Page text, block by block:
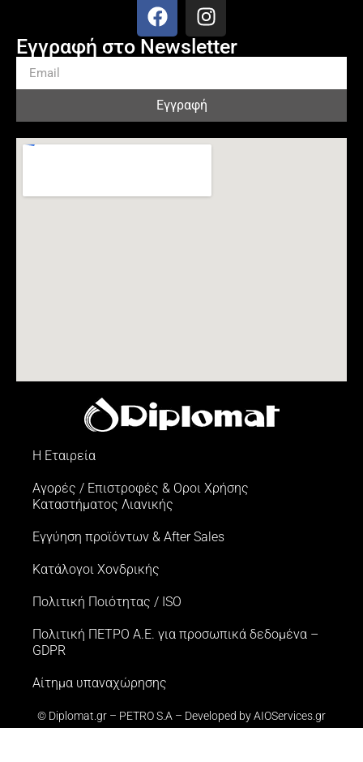
Η Εταιρεία
Αγορές / Επιστροφές & Oροι Xρήσης
Kαταστήματος Λιανικής
Εγγύηση προϊόντων & After Sales
Κατάλογοι Χονδρικής
Πολιτική Ποιότητας / ISO
Πολιτική ΠΕΤΡΟ Α.Ε. για προσωπικά δεδομένα –
GDPR
Αίτημα υπαναχώρησης
Εγγραφή στο Newsletter
Εγγραφή
© Diplomat.gr – PETRO S.A – Developed byAIOServices.gr